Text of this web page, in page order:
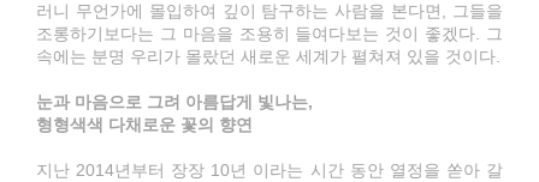
러니 무언가에 몰입하여 깊이 탐구하는 사람을 본다면, 그들을
조롱하기보다는 그 마음을 조용히 들여다보는 것이 좋겠다. 그
속에는 분명 우리가 몰랐던 새로운 세계가 펼쳐져 있을 것이다.
눈과 마음으로 그려 아름답게 빛나는,
형형색색 다채로운 꽃의 향연
지난 2014년부터 장장 10년 이라는 시간 동안 열정을 쏟아 갈